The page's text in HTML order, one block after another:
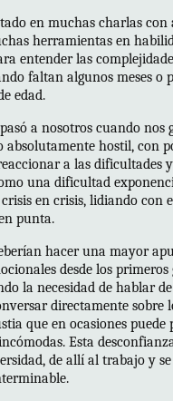
en muchas charlas con
herramientas en
entender las
faltan algunos meses o
edad.
a nosotros cuando nos
absolutamente hostil, con
a las dificultades
una dificultad
en crisis, lidiando con
punta.
hacer una mayor
desde los primeros
la necesidad de hablar
directamente sobre
que en ocasiones puede
Esta
de allí al trabajo y